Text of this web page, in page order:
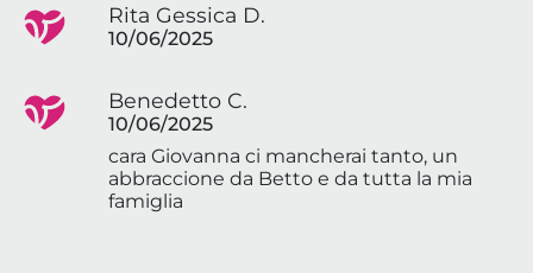
Rita Gessica D.
10/06/2025
Benedetto C.
10/06/2025
cara Giovanna ci mancherai tanto, un
abbraccione da Betto e da tutta la mia
famiglia